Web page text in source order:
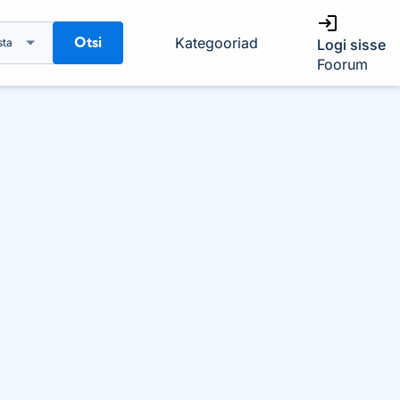
Otsi Kategooriad
Logi sisse
Foorum